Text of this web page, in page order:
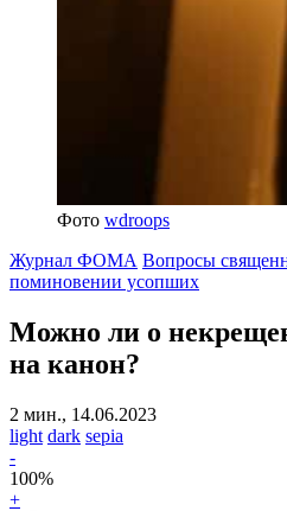
Фото wdroops
Журнал ФОМА Вопросы
поминовении усопших
Можно ли о
на канон?
2 мин., 14.06.2023
light dark sepia
-
100%
+